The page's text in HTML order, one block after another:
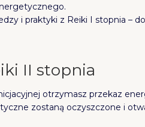
i praktyki z Reiki I stopnia –
II stopnia
otrzymasz przekaz
zostaną oczyszczone i